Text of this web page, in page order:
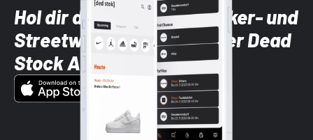
Hol dir die neuesten Sneaker- und
Streetwear-Brands mit der Dead
Stock App